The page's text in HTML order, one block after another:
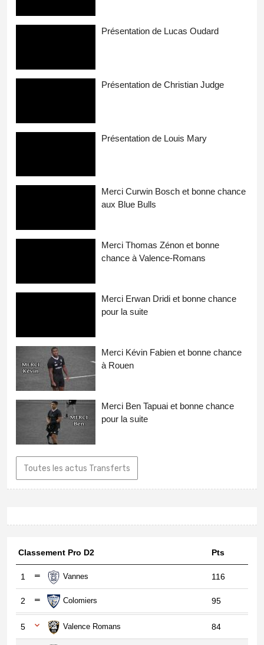
Présentation de Lucas Oudard
Présentation de Christian Judge
Présentation de Louis Mary
Merci Curwin Bosch et bonne chance
aux Blue Bulls
Merci Thomas Zénon et bonne
chance à Valence-Romans
Merci Erwan Dridi et bonne chance
pour la suite
Merci Kévin Fabien et bonne chance
à Rouen
Merci Ben Tapuai et bonne chance
pour la suite
Toutes les actus Transferts
Classement Pro D2 Pts
1 Vannes 116
2 Colomiers 95
5 Valence Romans 84